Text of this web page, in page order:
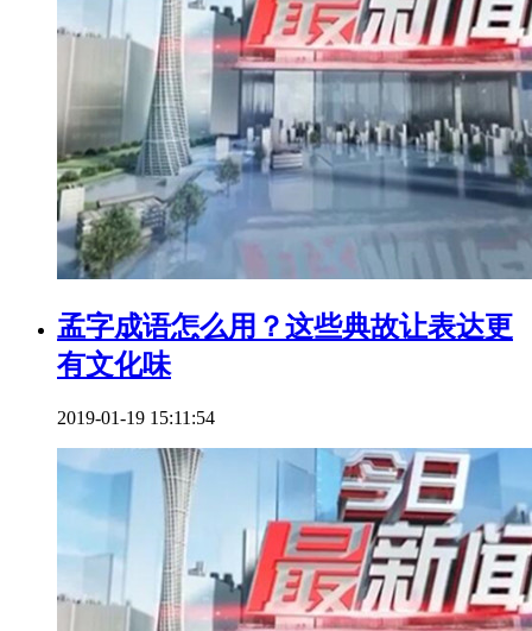
孟字成语怎么用？这些典故让表达更
有文化味
2019-01-19 15:11:54